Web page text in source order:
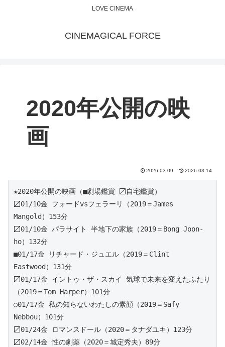
LOVE CINEMA
CINEMAGICAL FORCE
2020年公開の映
画
2026.03.09 2026.03.14
★2020年公開の映画（■劇場鑑賞 〼自宅鑑賞）
〼01/10金 フォードvsフェラーリ（2019＝James
Mangold）153分
〼01/10金 パラサイト 半地下の家族（2019＝Bong Joon-
ho）132分
■01/17金 リチャード・ジュエル（2019＝Clint
Eastwood）131分
〼01/17金 イントゥ・ザ・スカイ 気球で未来を変えたふたり
（2019＝Tom Harper）101分
○01/17金 私の知らないわたしの素顔（2019＝Safy
Nebbou）101分
〼01/24金 ロマンスドール（2020＝タナダユキ）123分
〼02/14金 性の劇薬（2020＝城定秀夫）89分